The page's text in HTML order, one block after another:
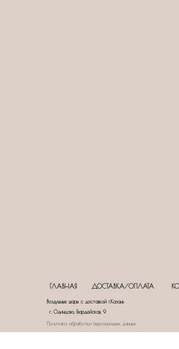
ГЛАВНАЯ ДОСТАВКА/ОПЛАТА
Воздушные шары с доставкой г.Казань
г. Одинцово, Гвардейская, 9
Политика обработки персональных данных